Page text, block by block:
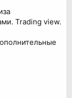
Trading view.